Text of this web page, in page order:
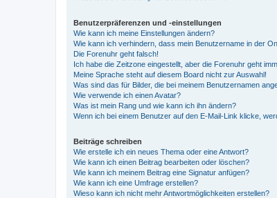
Benutzerpräferenzen und -einstellungen
Wie kann ich meine Einstellungen ändern?
Wie kann ich verhindern, dass mein Benutzername in der
Die Forenuhr geht falsch!
Ich habe die Zeitzone eingestellt, aber die Forenuhr geht
Meine Sprache steht auf diesem Board nicht zur Auswahl!
Was sind das für Bilder, die bei meinem Benutzernamen
Wie verwende ich einen Avatar?
Was ist mein Rang und wie kann ich ihn ändern?
Wenn ich bei einem Benutzer auf den E-Mail-Link klicke,
Beiträge schreiben
Wie erstelle ich ein neues Thema oder eine Antwort?
Wie kann ich einen Beitrag bearbeiten oder löschen?
Wie kann ich meinem Beitrag eine Signatur anfügen?
Wie kann ich eine Umfrage erstellen?
Wieso kann ich nicht mehr Antwortmöglichkeiten erstellen?